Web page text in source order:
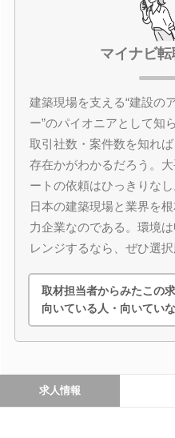
マイナビ転
建築現場を支える“建設の
ー”のパイオニアとして知
取引社数・案件数を知れ
存在かがわかるだろう。
ートの依頼はひっきりな
日本の建築現場と業界を
力企業なのである。環境
レンジするなら、ぜひ選
取材担当者からみたこの
向いている人・向いてい
求人情報